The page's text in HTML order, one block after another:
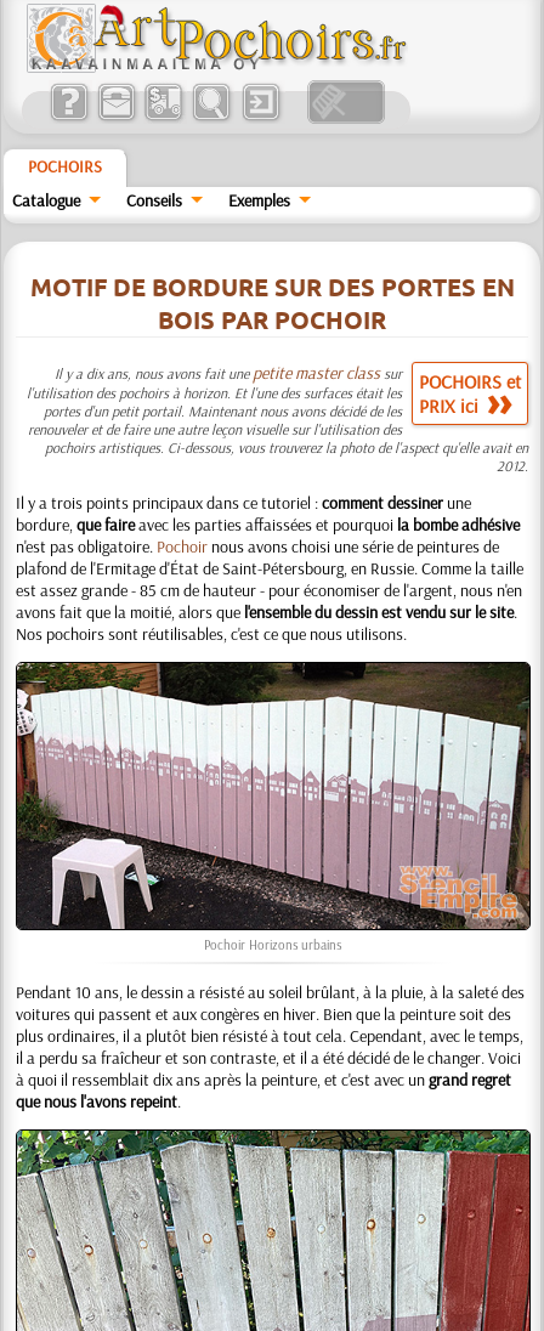
POCHOIRS
Catalogue
Conseils Exemples
MOTIF DE BORDURE SUR DES PORTES EN
BOIS PAR POCHOIR
POCHOIRS et
PRIX ici
Il y a dix ans, nous avons fait une petite master classsur
l'utilisation des pochoirs à horizon. Et l'une des surfaces était les
portes d'un petit portail. Maintenant nous avons décidé de les
renouveler et de faire une autre leçon visuelle sur l'utilisation des
pochoirs artistiques. Ci-dessous, vous trouverez la photo de l'aspect qu'elle avait en
2012.
Il y a trois points principaux dans ce tutoriel :comment dessiner une
bordure,que faireavec les parties affaissées et pourquoi la bombe adhésive
n'est pas obligatoire. Pochoir nous avons choisi une série de peintures de
plafond de l'Ermitage d'État de Saint-Pétersbourg, en Russie. Comme la taille
est assez grande - 85 cm de hauteur - pour économiser de l'argent, nous n'en
avons fait que la moitié, alors que l'ensemble du dessin est vendu sur le site.
Nos pochoirs sont réutilisables, c'est ce que nous utilisons.
Pochoir Horizons urbains
Pendant 10 ans, le dessin a résisté au soleil brûlant, à la pluie, à la saleté des
voitures qui passent et aux congères en hiver. Bien que la peinture soit des
plus ordinaires, il a plutôt bien résisté à tout cela. Cependant, avec le temps,
il a perdu sa fraîcheur et son contraste, et il a été décidé de le changer. Voici
à quoi il ressemblait dix ans après la peinture, et c'est avec ungrand regret
que nous l'avons repeint.